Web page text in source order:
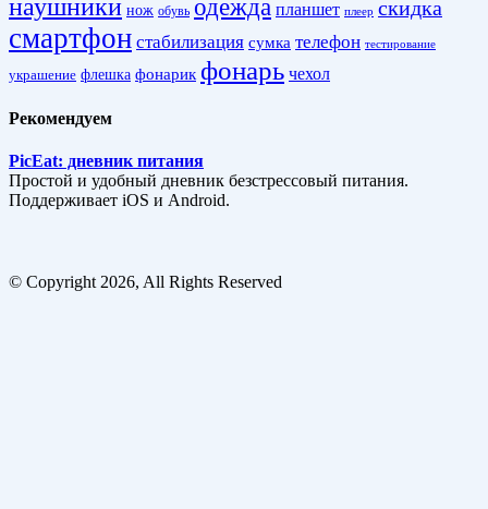
наушники нож обувь одежда планшет плеер скидка
смартфон стабилизация сумка телефон тестирование
украшение флешка фонарик фонарь чехол
Рекомендуем
PicEat: дневник питания
Простой и удобный дневник безстрессовый питания.
Поддерживает iOS и Android.
© Copyright 2026, All Rights Reserved